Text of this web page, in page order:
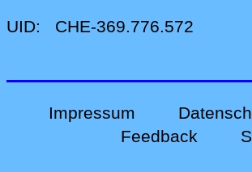
UID: CHE-369.776.572
Impressum
Feedback